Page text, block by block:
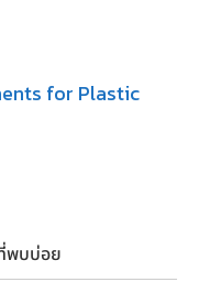
for Plastic
พบบ่อย